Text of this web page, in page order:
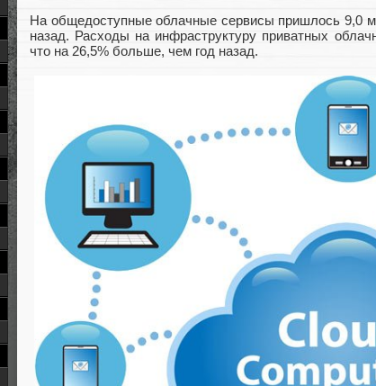
На общедоступные облачные сервисы пришлось 9,0
назад. Расходы на инфраструктуру приватных
что на 26,5% больше, чем год назад.